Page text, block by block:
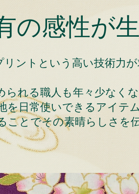
の感性が
リントという高い技術力
られる職人も年々少なく
を日常使いできるアイテ
ことでその素晴らしさを